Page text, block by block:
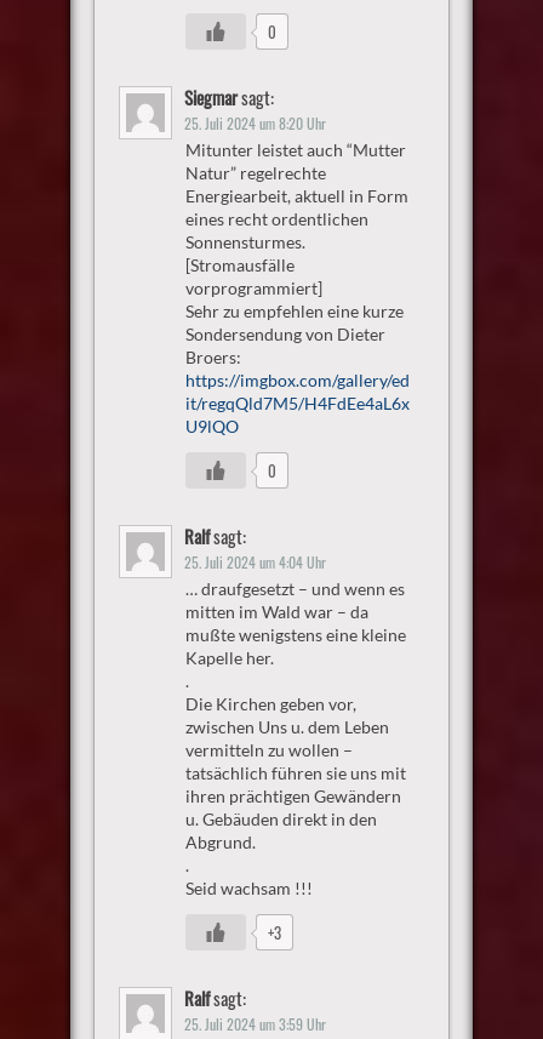
0
Siegmarsagt:
25. Juli 2024 um 8:20 Uhr
Mitunter leistet auch “Mutter
Natur” regelrechte
Energiearbeit, aktuell in Form
eines recht ordentlichen
Sonnensturmes.
[Stromausfälle
vorprogrammiert]
Sehr zu empfehlen eine kurze
Sondersendung von Dieter
Broers:
https://imgbox.com/gallery/ed
it/regqQld7M5/H4FdEe4aL6x
U9lQO
0
Ralfsagt:
25. Juli 2024 um 4:04 Uhr
… draufgesetzt – und wenn es
mitten im Wald war – da
mußte wenigstens eine kleine
Kapelle her.
.
Die Kirchen geben vor,
zwischen Uns u. dem Leben
vermitteln zu wollen –
tatsächlich führen sie uns mit
ihren prächtigen Gewändern
u. Gebäuden direkt in den
Abgrund.
.
Seid wachsam !!!
+3
Ralfsagt:
25. Juli 2024 um 3:59 Uhr